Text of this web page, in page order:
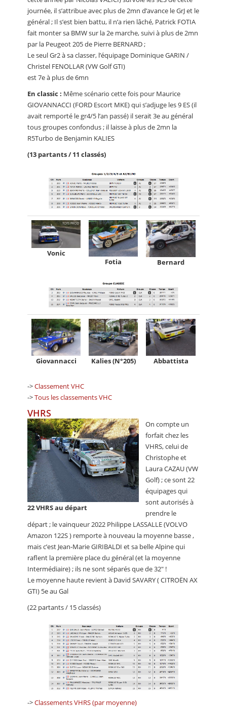
journée, il s’attribue avec plus de 2mn d’avance le GrJ et le
général ; Il s’est bien battu, il n’a rien lâché, Patrick FOTIA
fait monter sa BMW sur la 2e marche, suivi à plus de 2mn
par la Peugeot 205 de Pierre BERNARD ;
Le seul Gr2 à sa classer, l’équipage Dominique GARIN /
Christel FENOLLAR (VW Golf GTI)
est 7e à plus de 6mn
En classic : Même scénario cette fois pour Maurice
GIOVANNACCI (FORD Escort MKE) qui s’adjuge les 9 ES (il
avait remporté le gr4/5 l’an passé) il serait 3e au général
tous groupes confondus ; il laisse à plus de 2mn la
R5Turbo de Benjamin KALIES
(13 partants / 11 classés)
Vonic
Fotia
Bernard
Giovannacci Kalies (N°205) Abbattista
->Classement VHC
->Tous les classements VHC
VHRS
22 VHRS au départ
On compte un
forfait chez les
VHRS, celui de
Christophe et
Laura CAZAU (VW
Golf) ; ce sont 22
équipages qui
sont autorisés à
prendre le
départ ; le vainqueur 2022 Philippe LASSALLE (VOLVO
Amazon 122S ) remporte à nouveau la moyenne basse ,
mais c’est Jean-Marie GIRIBALDI et sa belle Alpine qui
raflent la première place du général (et la moyenne
Intermédiaire) ; ils ne sont séparés que de 32" !
Le moyenne haute revient à David SAVARY ( CITROËN AX
GTI) 5e au Gal
(22 partants / 15 classés)
->Classements VHRS (par moyenne)